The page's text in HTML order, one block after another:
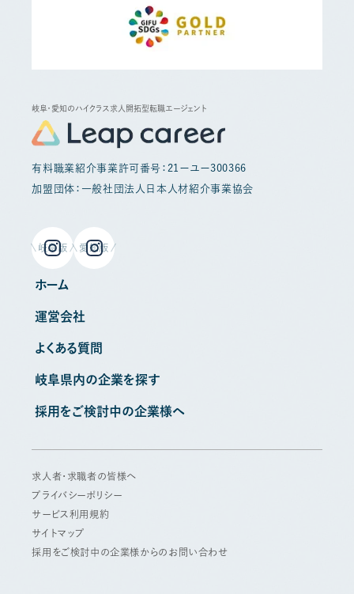
岐阜・愛知のハイクラス求人開拓型転職エージェント
有料職業紹介事業許可番号：21ーユー300366
加盟団体：一般社団法人日本人材紹介事業協会
岐阜版 愛知版
ホーム
運営会社
よくある質問
岐阜県内の企業を探す
採用をご検討中の企業様へ
求人者・求職者の皆様へ
プライバシーポリシー
サービス利用規約
サイトマップ
採用をご検討中の企業様からのお問い合わせ